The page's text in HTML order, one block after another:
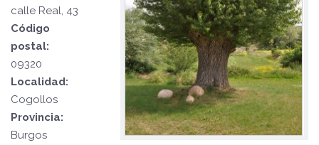
calle Real, 43
Código
postal:
09320
Localidad:
Cogollos
Provincia:
Burgos